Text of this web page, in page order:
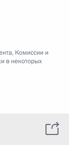
, Комиссии и
в некоторых